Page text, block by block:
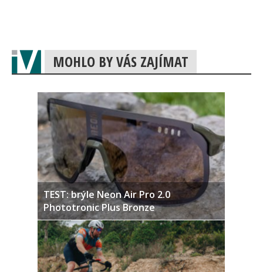
MOHLO BY VÁS ZAJÍMAT
TEST: brýle Neon Air Pro 2.0
Phototronic Plus Bronze